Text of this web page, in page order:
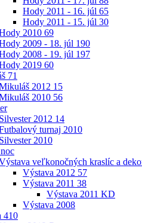
Hody 2011 - 16. júl 65
Hody 2011 - 15. júl 30
2010 69
2009 - 18. júl 190
2008 - 19. júl 197
2019 60
71
2012 15
2010 56
Silvester 2012 14
turnaj 2010
Silvester 2010
veľkonočných kraslíc a
Výstava 2012 57
Výstava 2011 38
Výstava 2011 KD
Výstava 2008
410